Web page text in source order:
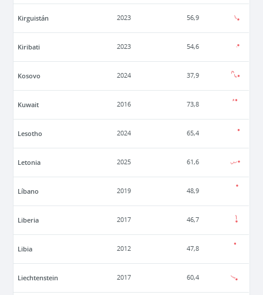
Kirguistán 2023 56,9
Kiribati 2023 54,6
Kosovo 2024 37,9
Kuwait 2016 73,8
Lesotho 2024 65,4
Letonia 2025 61,6
Líbano 2019 48,9
Liberia 2017 46,7
Libia 2012 47,8
Liechtenstein 2017 60,4